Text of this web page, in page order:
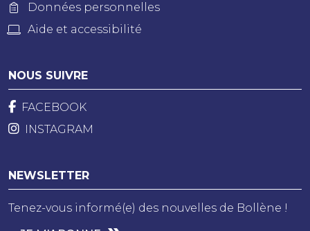
Données personnelles
Aide et accessibilité
NOUS SUIVRE
FACEBOOK
INSTAGRAM
NEWSLETTER
Tenez-vous informé(e) des nouvelles de Bollène !